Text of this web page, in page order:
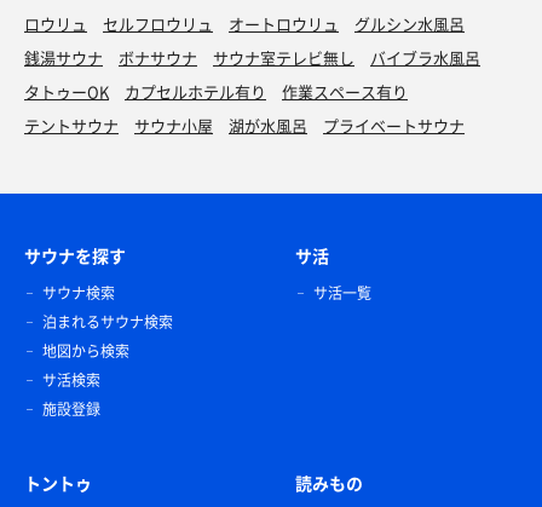
ロウリュ セルフロウリュ オートロウリュ
グルシン水風呂
銭湯サウナ
ボナサウナ サウナ室テレビ無し
バイブラ水風呂
タトゥーOK
カプセルホテル有り
作業スペース有り
テントサウナ
サウナ小屋 湖が水風呂 プライベートサウナ
サウナを探す
サウナ検索
泊まれるサウナ検索
地図から検索
サ活検索
施設登録
サ活
サ活一覧
トントゥ 読みもの